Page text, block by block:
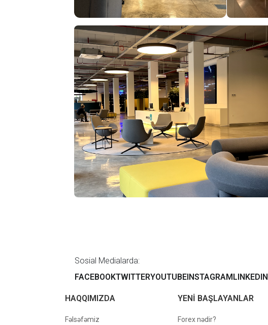
Sosial Medialarda:
FACEBOOKTWITTERYOUTUBEINSTAGRAMLINKEDIN
HAQQIMIZDA
Fəlsəfəmiz
YENİ BAŞLAYANLAR
Forex nədir?